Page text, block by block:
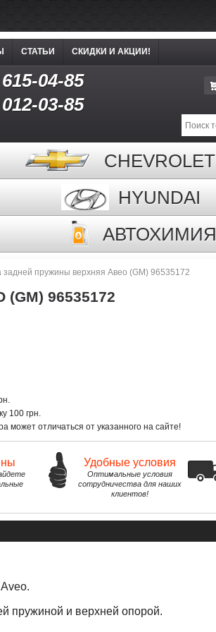
615-04-85
012-03-85
СТАТЬИ СКИДКИ И АКЦИИ!
CHEVROLET
HYUNDAI
АВТОХИМИЯ
задней пружины верхняя Авео (GM) 96535172
96535172
100 грн.
отличаться от указанного на сайте!
Удобные условия
Оптимальные условия
сотрудничества для наших
клиентов!
пружиной и верхней опорой.